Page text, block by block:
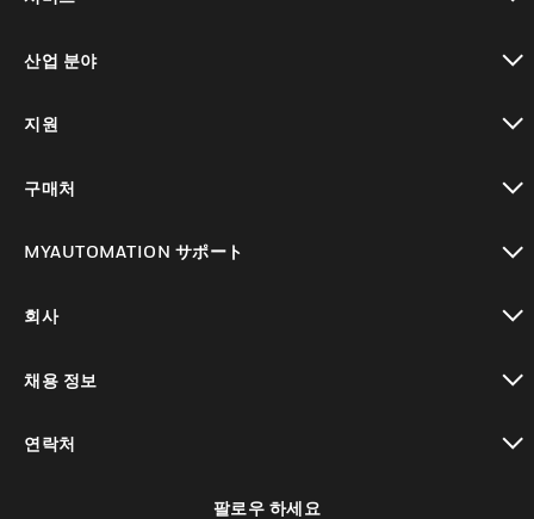
산업 분야
지원
구매처
MYAUTOMATION サポート
회사
채용 정보
연락처
팔로우 하세요